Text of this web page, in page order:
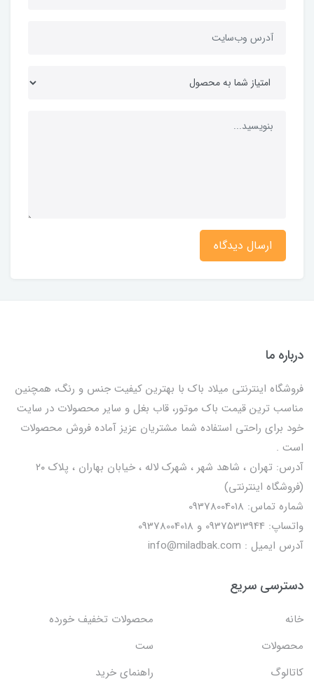
ارسال دیدگاه
درباره ما
فروشگاه اینترنتی میلاد باک با بهترین کیفیت جنس و رنگ، همچنین
مناسب ترین قیمت باک موتور، قاب بغل و سایر محصولات در سایت
خود برای راحتی استفاده شما مشتریان عزیز آماده فروش محصولات
است .
آدرس: تهران ، شاهد شهر ، شهرک لاله ، خیابان بهاران ، پلاک ۲۰
(فروشگاه اینترنتی)
شماره تماس: 09378004018
واتساپ: 09375313944 و 09378004018
آدرس ایمیل : info@miladbak.com
دسترسی سریع
خانه
محصولات تخفیف خورده
محصولات
ست
کاتالوگ
راهنمای خرید